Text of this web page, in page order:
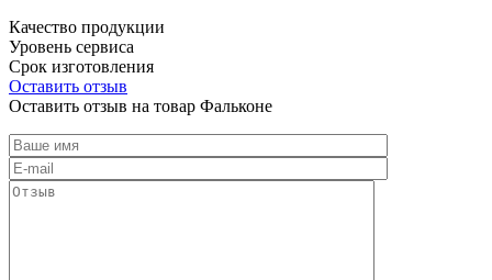
Качество продукции
Уровень сервиса
Срок изготовления
Оставить отзыв
Оставить отзыв на товар Фальконе